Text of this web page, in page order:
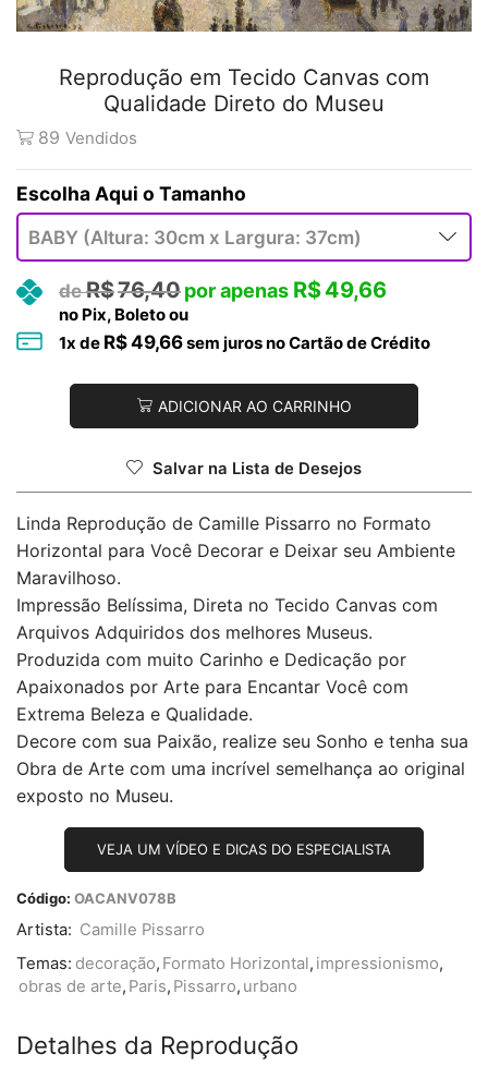
Reprodução em Tecido Canvas com
Qualidade Direto do Museu
89 Vendidos
Tamanho
R$76,40 R$49,66
no Pix, Boleto ou
1x de R$49,66sem juros no Cartão de Crédito
ADICIONAR AO CARRINHO
Salvar na Lista de Desejos
Linda Reprodução de Camille Pissarro no Formato
Horizontal para Você Decorar e Deixar seu Ambiente
Maravilhoso.
Impressão Belíssima, Direta no Tecido Canvas com
Arquivos Adquiridos dos melhores Museus.
Produzida com muito Carinho e Dedicação por
Apaixonados por Arte para Encantar Você com
Extrema Beleza e Qualidade.
Decore com sua Paixão, realize seu Sonho e tenha sua
Obra de Arte com uma incrível semelhança ao original
exposto no Museu.
VEJA UM VÍDEO E DICAS DO ESPECIALISTA
Código: OACANV078B
Artista: Camille Pissarro
Temas: decoração, Formato Horizontal , impressionismo,
obras de arte, Paris, Pissarro, urbano
Detalhes da Reprodução